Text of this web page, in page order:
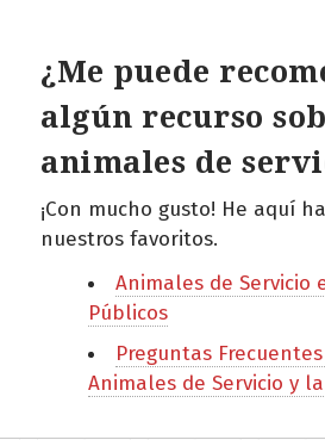
¿Me puede
algún recurso
animales de
¡Con mucho gusto! He aquí
nuestros favoritos.
Animales de Servicio
Públicos
Preguntas
Animales de Servicio y la